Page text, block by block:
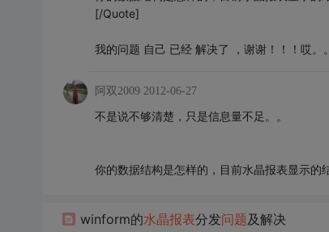
[/Quote]
我的问题 自己 已经 解决了 ，谢谢！！！哎。
阿双2009 2012-06-27
不是说不够清楚，只是信息量不足。。
你的数据结构是怎样的，目前水晶报表显示
winform的水晶报表分发问题及解决